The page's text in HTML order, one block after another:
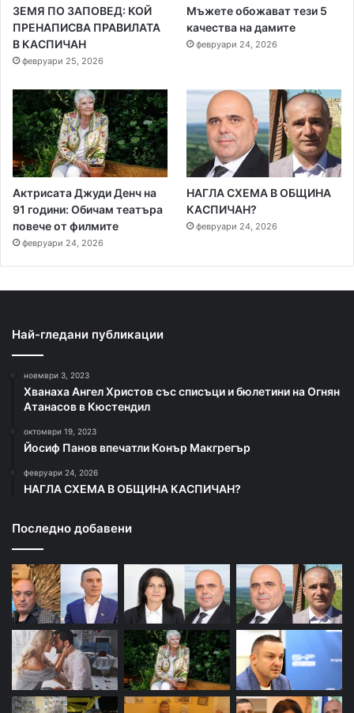
ЗЕМЯ ПО ЗАПОВЕД: КОЙ
ПРЕНАПИСВА ПРАВИЛАТА
В КАСПИЧАН
февруари 25, 2026
Мъжете обожават тези 5
качества на дамите
февруари 24, 2026
Актрисата Джуди Денч на
91 години: Обичам театъра
повече от филмите
февруари 24, 2026
НАГЛА СХЕМА В ОБЩИНА
КАСПИЧАН?
февруари 24, 2026
Най-гледани публикации
ноември 3, 2023
Хванаха Ангел Христов със списъци и бюлетини на Огнян
Атанасов в Кюстендил
октомври 19, 2023
Йосиф Панов впечатли Конър Макгрегър
февруари 24, 2026
НАГЛА СХЕМА В ОБЩИНА КАСПИЧАН?
Последно добавени